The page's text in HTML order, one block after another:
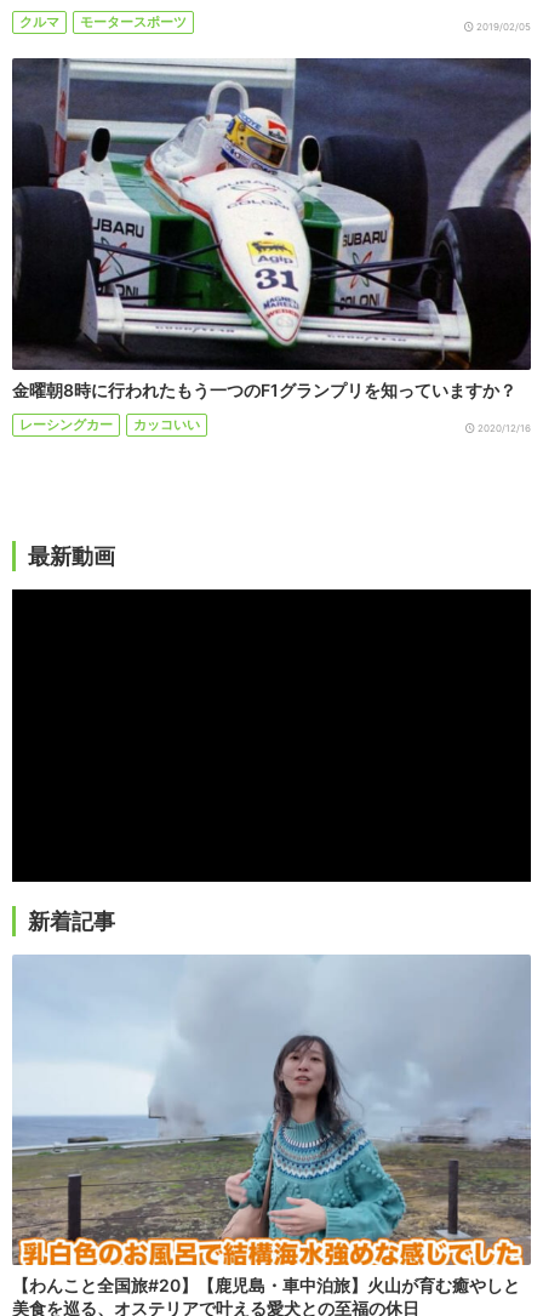
クルマ モータースポーツ 2019/02/05
金曜朝8時に行われたもう一つのF1グランプリを知っていますか？
レーシングカー カッコいい 2020/12/16
最新動画
新着記事
【わんこと全国旅#20】【鹿児島・車中泊旅】火山が育む癒やしと
美食を巡る、オステリアで叶える愛犬との至福の休日